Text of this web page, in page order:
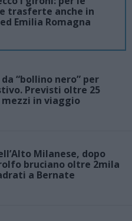
trasferte anche in
Emilia Romagna
“bollino nero” per
Previsti oltre 25
in viaggio
Milanese, dopo
bruciano oltre 2mila
a Bernate